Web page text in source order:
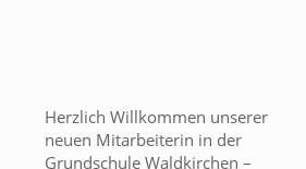
Herzlich Willkommen unserer
neuen Mitarbeiterin in der
Grundschule Waldkirchen –